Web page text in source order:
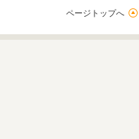
ページトップへ